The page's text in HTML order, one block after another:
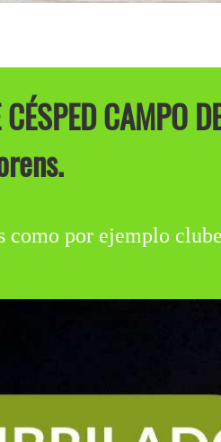
CAMPO
como por ejemplo